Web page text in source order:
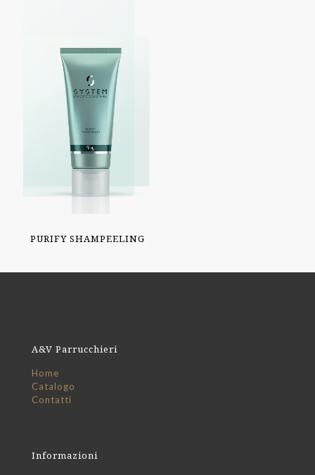
PURIFY SHAMPEELING
A&V Parrucchieri
Home
Catalogo
Contatti
Informazioni